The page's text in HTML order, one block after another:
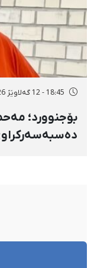
18:45 - 12 گەلاوێژ 2726
بۆجنوورد؛